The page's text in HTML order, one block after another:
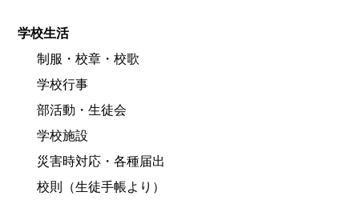
学校生活
制服・校章・校歌
学校行事
部活動・生徒会
学校施設
災害時対応・各種届出
校則（生徒手帳より）